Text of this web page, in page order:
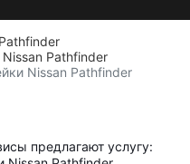
Pathfinder
Nissan Pathfinder
предлагают услугу: